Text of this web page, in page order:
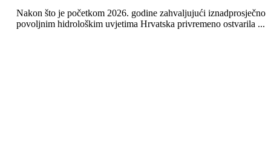
Nakon što je početkom 2026. godine zahvaljujući iznadprosječno
povoljnim hidrološkim uvjetima Hrvatska privremeno ostvarila ...